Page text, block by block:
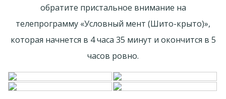
обратите пристальное внимание на
телепрограмму «Условный мент (Шито-крыто)»,
которая начнется в 4 часа 35 минут и окончится в 5
часов ровно.